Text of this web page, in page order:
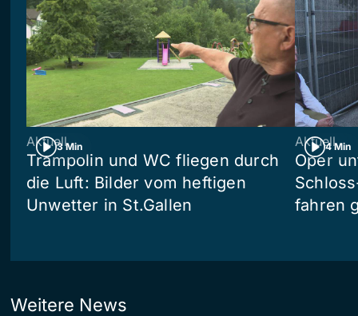
3 Min
Aktuell
Trampolin und WC fliegen durch
die Luft: Bilder vom heftigen
Unwetter in St.Gallen
4 Min
Aktuell
Oper
fahren
Weitere News